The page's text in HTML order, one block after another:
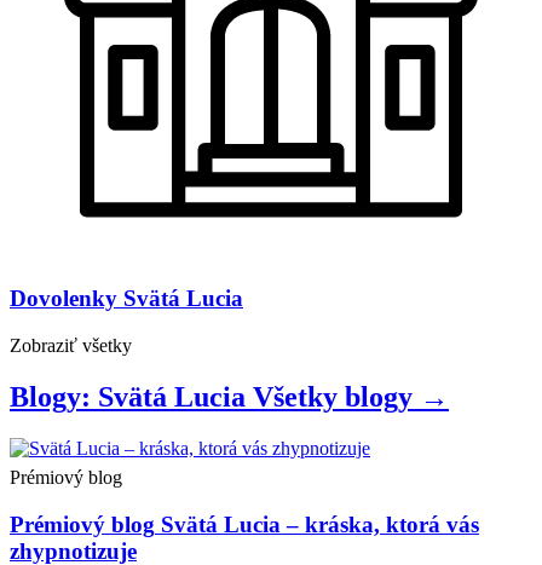
Dovolenky Svätá Lucia
Zobraziť všetky
Blogy: Svätá Lucia Všetky blogy →
Prémiový blog
Prémiový blog Svätá Lucia – kráska, ktorá vás
zhypnotizuje